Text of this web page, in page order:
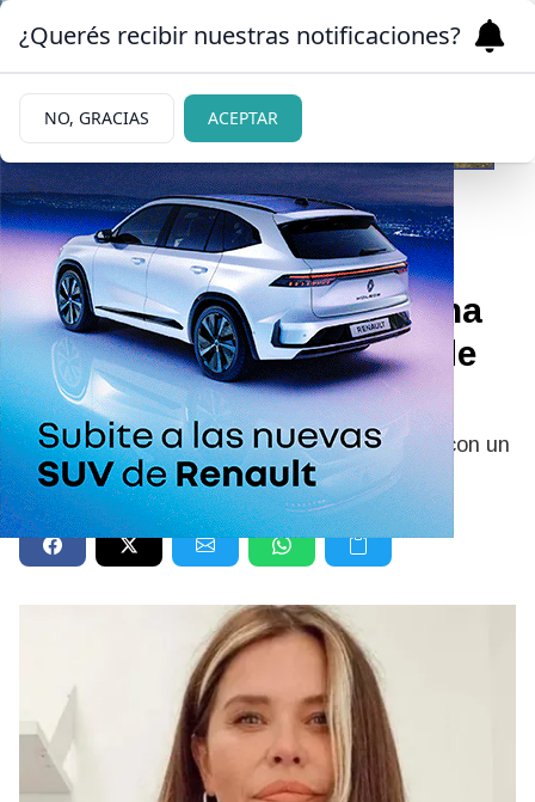
SIN PRESIONES ESTÉTICAS | 18/11/2023
Nazarena Vélez mostró una
foto sin filtros y en traje de
baños: "Mujeres reales"
La panelista de LAM se mostró en las redes con un
mensaje alentador de cara al verano.
¿Querés recibir nuestras notificaciones?
NO, GRACIAS ACEPTAR